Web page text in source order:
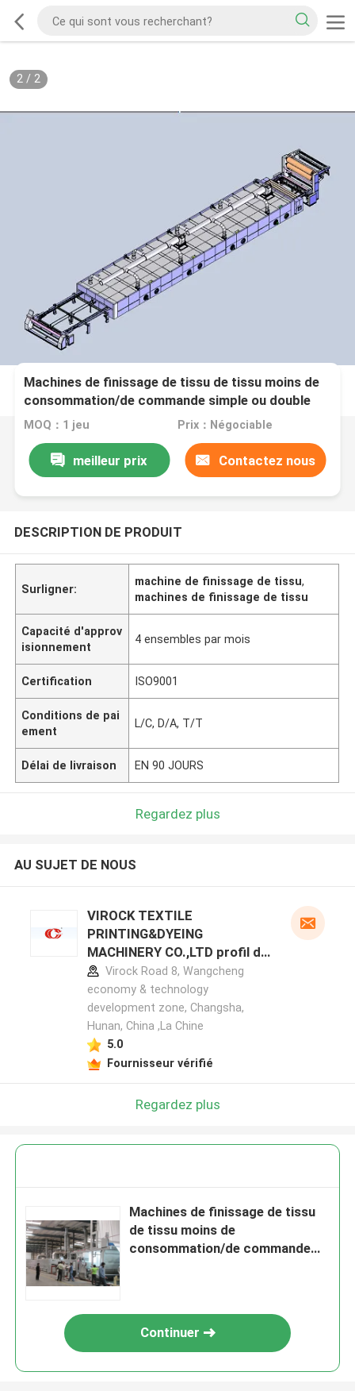
2/ 2
Machines de finissage de tissu de tissu moins de
consommation/de commande simple ou double
MOQ：1 jeu Prix：Négociable
meilleur prix Contactez nous
DESCRIPTION DE PRODUIT
Surligner:
machine de finissage de tissu,
machines de finissage de tissu
Capacité d'approv
isionnement
4 ensembles par mois
Certification ISO9001
Conditions de pai
ement
L/C, D/A, T/T
Délai de livraison EN 90 JOURS
Regardez plus
AU SUJET DE NOUS
VIROCK TEXTILE
PRINTING&DYEING
MACHINERY CO.,LTD profil du
fabricant
Virock Road 8, Wangcheng
economy & technology
development zone, Changsha,
Hunan, China ,La Chine
5.0
Fournisseur vérifié
Regardez plus
Machines de finissage de tissu
de tissu moins de
consommation/de commande
Continuer